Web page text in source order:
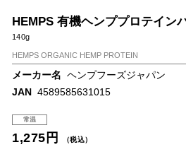
HEMPS 有機ヘンププロテイン
140g
HEMPS ORGANIC HEMP PROTEIN
メーカー名 ヘンプフーズジャパン
JAN 4589585631015
常温
1,275円 （税込）